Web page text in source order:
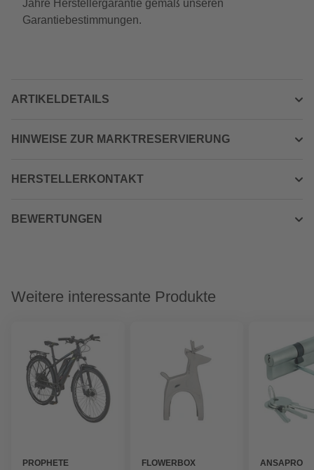
Jahre Herstellergarantie gemäß unseren
Garantiebestimmungen.
ARTIKELDETAILS
HINWEISE ZUR MARKTRESERVIERUNG
HERSTELLERKONTAKT
BEWERTUNGEN
Weitere interessante Produkte
PROPHETE
FLOWERBOX
ANSAPRO